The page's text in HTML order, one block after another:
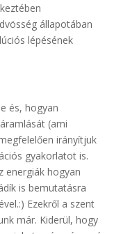
állapotában
lépésének
és, hogyan
(ami
irányítjuk
gyakorlatot is.
energiák hogyan
is bemutatásra
Ezekről a szent
már. Kiderül, hogy